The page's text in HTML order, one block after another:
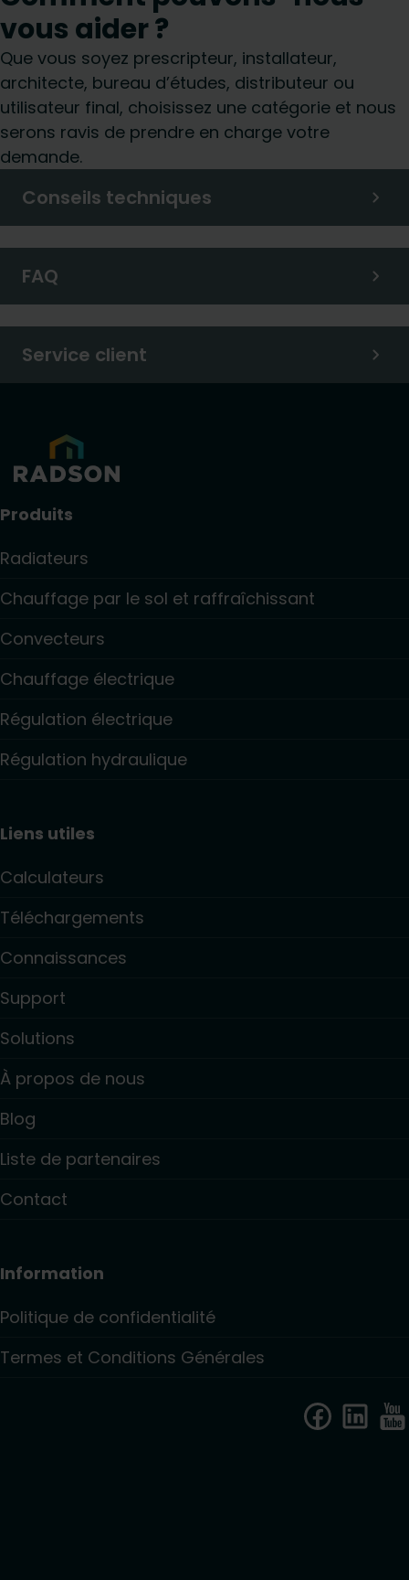
vous aider ?
Que vous soyez prescripteur, installateur,
architecte, bureau d’études, distributeur ou
utilisateur final, choisissez une catégorie et nous
serons ravis de prendre en charge votre
demande.
Conseils techniques
FAQ
Service client
Produits
Radiateurs
Chauffage par le sol et raffraîchissant
Convecteurs
Chauffage électrique
Régulation électrique
Régulation hydraulique
Liens utiles
Calculateurs
Téléchargements
Connaissances
Support
Solutions
À propos de nous
Blog
Liste de partenaires
Contact
Information
Politique de confidentialité
Termes et Conditions Générales